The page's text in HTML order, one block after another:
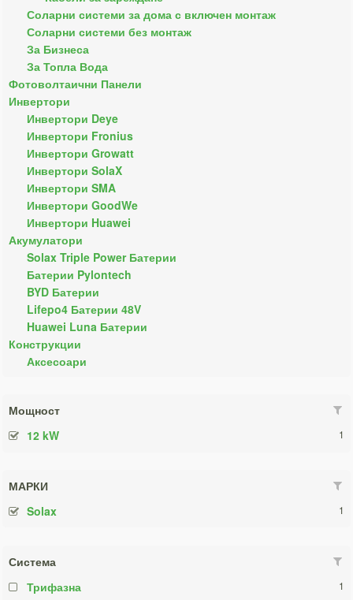
Соларни системи за дома с включен монтаж
Соларни системи без монтаж
За Бизнеса
За Топла Вода
Фотоволтаични Панели
Инвертори
Инвертори Deye
Инвертори Fronius
Инвертори Growatt
Инвертори SolaX
Инвертори SMA
Инвертори GoodWe
Инвертори Huawei
Акумулатори
Solax Triple Power Батерии
Батерии Pylontech
BYD Батерии
Lifepo4 Батерии 48V
Huawei Luna Батерии
Конструкции
Аксесоари
Мощност
12 kW
1
МАРКИ
Solax
1
Система
Трифазна
1